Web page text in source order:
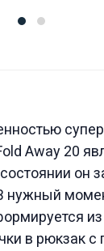
Away 20
он
из
в рюкзак